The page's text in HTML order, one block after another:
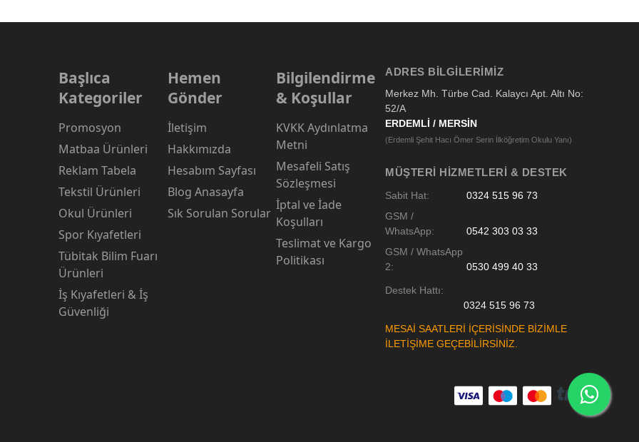
Başlıca
Kategoriler
Promosyon
Matbaa Ürünleri
Reklam Tabela
Tekstil Ürünleri
Okul Ürünleri
Spor Kıyafetleri
Tübitak Bilim Fuarı
Ürünleri
İş Kıyafetleri & İş
Güvenliği
Hemen
Gönder
İletişim
Hakkımızda
Hesabım Sayfası
Blog Anasayfa
Sık Sorulan Sorular
Bilgilendirme
& Koşullar
KVKK Aydınlatma
Metni
Mesafeli Satış
Sözleşmesi
İptal ve İade
Koşulları
Teslimat ve Kargo
Politikası
ADRES BILGILERIMIZ
Merkez Mh. Türbe Cad. Kalaycı Apt. Altı No:
52/A
ERDEMLİ / MERSİN
(Erdemli Şehit Hacı Ömer Serin İlköğretim Okulu Yanı)
MÜŞTERI HIZMETLERI & DESTEK
Sabit Hat:
0324 515 96 73
GSM /
WhatsApp:
0542 303 03 33
GSM / WhatsApp
2:
0530 499 40 33
Destek Hattı:
0324 515 96 73
MESAİ SAATLERİ İÇERİSİNDE BİZİMLE
İLETİŞİME GEÇEBİLİRSİNİZ.